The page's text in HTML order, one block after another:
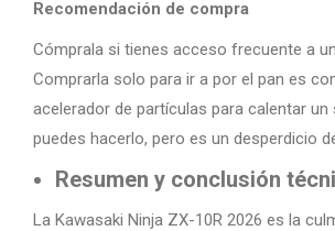
Recomendación de compra
Cómprala si tienes acceso frecuente a
Comprarla solo para ir a por el pan es
acelerador de partículas para calentar un
puedes hacerlo, pero es un desperdicio
Resumen y conclusión
La Kawasaki Ninja ZX-10R 2026 es la